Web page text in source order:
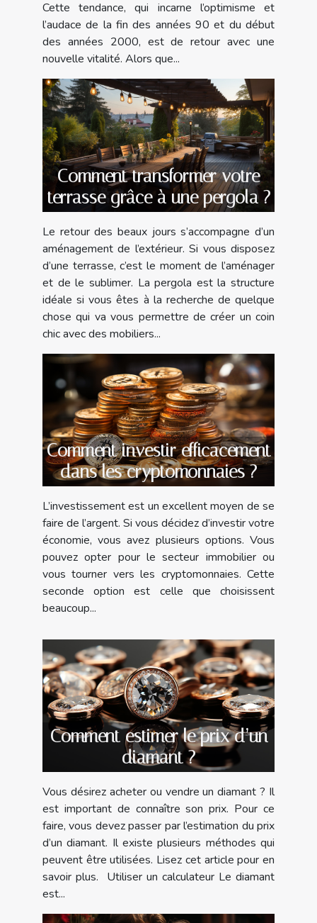
Cette tendance, qui incarne l’optimisme et
l’audace de la fin des années 90 et du début
des années 2000, est de retour avec une
nouvelle vitalité. Alors que...
Comment transformer votre
terrasse grâce à une pergola ?
Le retour des beaux jours s’accompagne d’un
aménagement de l’extérieur. Si vous disposez
d’une terrasse, c’est le moment de l’aménager
et de le sublimer. La pergola est la structure
idéale si vous êtes à la recherche de quelque
chose qui va vous permettre de créer un coin
chic avec des mobiliers...
Comment investir efficacement
dans les cryptomonnaies ?
L’investissement est un excellent moyen de se
faire de l’argent. Si vous décidez d’investir votre
économie, vous avez plusieurs options. Vous
pouvez opter pour le secteur immobilier ou
vous tourner vers les cryptomonnaies. Cette
seconde option est celle que choisissent
beaucoup...
Comment estimer le prix d’un
diamant ?
Vous désirez acheter ou vendre un diamant ? Il
est important de connaître son prix. Pour ce
faire, vous devez passer par l’estimation du prix
d’un diamant. Il existe plusieurs méthodes qui
peuvent être utilisées. Lisez cet article pour en
savoir plus. Utiliser un calculateur Le diamant
est...